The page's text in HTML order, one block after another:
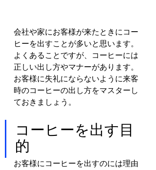
会社や家にお客様が来たときにコー
ヒーを出すことが多いと思います。
よくあることですが、コーヒーには
正しい出し方やマナーがあります。
お客様に失礼にならないように来客
時のコーヒーの出し方をマスターし
ておきましょう。
コーヒーを出す目
的
お客様にコーヒーを出すのには理由